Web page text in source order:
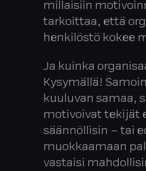
millaisiin
tarkoittaa, että
henkilöstö kokee
Ja kuinka
Kysymällä!
kuuluvan samaa,
motivoivat tekijät
säännöllisin – tai
muokkaamaan
vastaisi